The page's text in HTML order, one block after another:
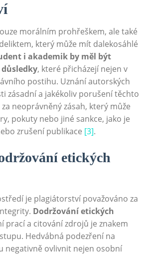
morálním prohřeškem, ale také
který může mít dalekosáhlé
i akademik by měl být
, které přicházejí nejen v
postihu. Uznání autorských
zásadní a jakékoliv porušení těchto
neoprávněný zásah, který může
pokuty nebo jiné sankce, jako je
zrušení publikace [3].
etických
je plagiátorství považováno za
Dodržování etických
prací a citování zdrojů je znakem
Hedvábná podezření na
negativně ovlivnit nejen osobní